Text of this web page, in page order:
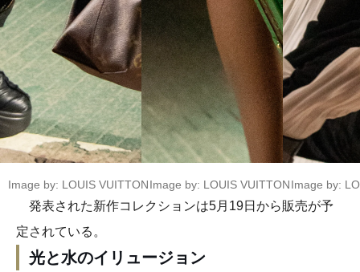
Image by: LOUIS VUITTONImage by: LOUIS VUITTONImage by:
発表された新作コレクションは5月19日から販売が予
定されている。
光と水のイリュージョン